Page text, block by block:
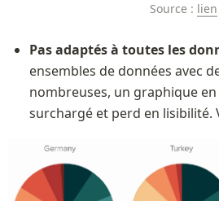
Source : lien
Pas adaptés à toutes les
ensembles de données avec
nombreuses, un graphique
surchargé et perd en lisibilité.